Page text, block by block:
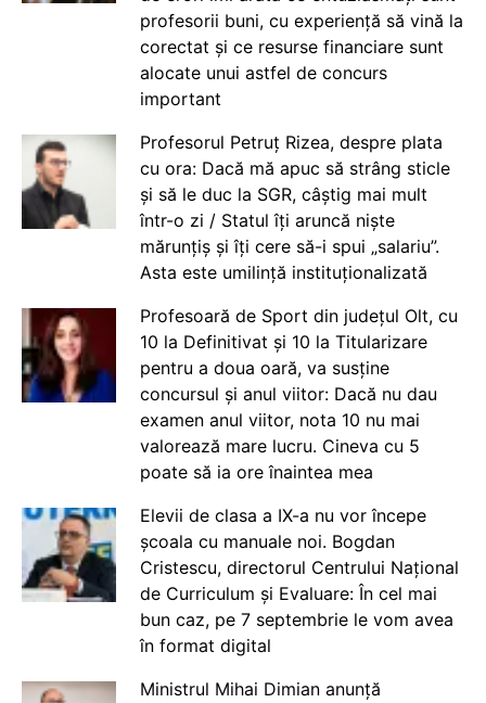
profesorii buni, cu experiență să vină la
corectat și ce resurse financiare sunt
alocate unui astfel de concurs
important
Profesorul Petruț Rizea, despre plata
cu ora: Dacă mă apuc să strâng sticle
și să le duc la SGR, câștig mai mult
într-o zi / Statul îți aruncă niște
mărunțiș și îți cere să-i spui „salariu”.
Asta este umilință instituționalizată
Profesoară de Sport din județul Olt, cu
10 la Definitivat și 10 la Titularizare
pentru a doua oară, va susține
concursul și anul viitor: Dacă nu dau
examen anul viitor, nota 10 nu mai
valorează mare lucru. Cineva cu 5
poate să ia ore înaintea mea
Elevii de clasa a IX-a nu vor începe
școala cu manuale noi. Bogdan
Cristescu, directorul Centrului Național
de Curriculum și Evaluare: În cel mai
bun caz, pe 7 septembrie le vom avea
în format digital
Ministrul Mihai Dimian anunță